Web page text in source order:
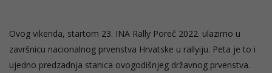
Ovog vikenda, startom 23. INA Rally Poreč 2022. ulazimo u
završnicu nacionalnog prvenstva Hrvatske u rallyiju. Peta je to i
ujedno predzadnja stanica ovogodišnjeg državnog prvenstva.